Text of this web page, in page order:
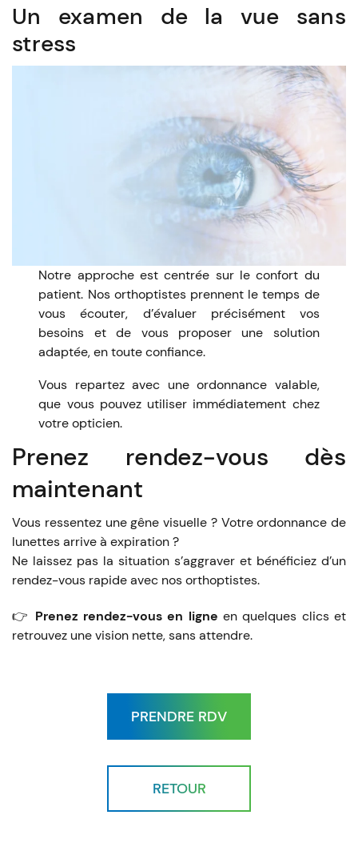
Un examen de la vue sans
stress
Notre approche est centrée sur le confort du
patient. Nos orthoptistes prennent le temps de
vous écouter, d’évaluer précisément vos
besoins et de vous proposer une solution
adaptée, en toute confiance.
Vous repartez avec une ordonnance valable,
que vous pouvez utiliser immédiatement chez
votre opticien.
Prenez rendez-vous dès
maintenant
Vous ressentez une gêne visuelle ? Votre ordonnance de
lunettes arrive à expiration ?
Ne laissez pas la situation s’aggraver et bénéficiez d’un
rendez-vous rapide avec nos orthoptistes.
👉 Prenez rendez-vous en ligne en quelques clics et
retrouvez une vision nette, sans attendre.
PRENDRE RDV
RETOUR